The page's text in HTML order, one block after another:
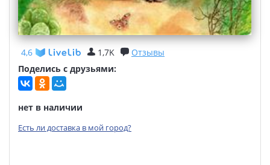
4,6 1,7K
Отзывы
Поделись с друзьями:
нет в наличии
Есть ли доставка в мой город?